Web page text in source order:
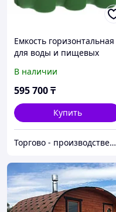
Емкость горизонтальная
для воды и пищевых
куба)
В наличии
595 700₸
Купить
Торгово - производственная компания "Центр Пласт"